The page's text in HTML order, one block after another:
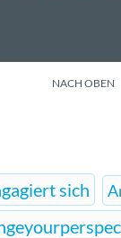
NACH OBEN
sich